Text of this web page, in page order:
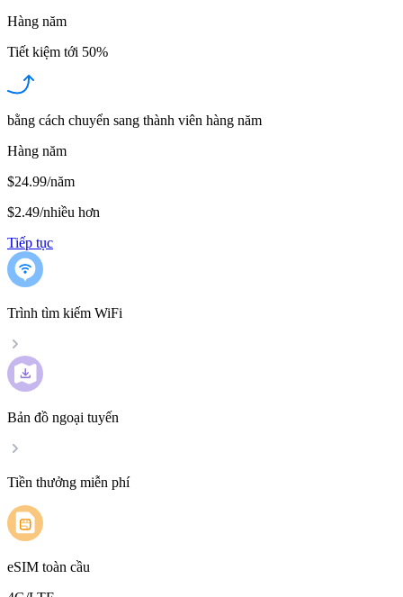
Hàng năm
Tiết kiệm tới 50%
bằng cách chuyển sang thành viên hàng năm
Hàng năm
$24.99/năm
$2.49/nhiều hơn
Tiếp tục
Trình tìm kiếm WiFi
Bản đồ ngoại tuyến
Tiền thưởng miễn phí
eSIM toàn cầu